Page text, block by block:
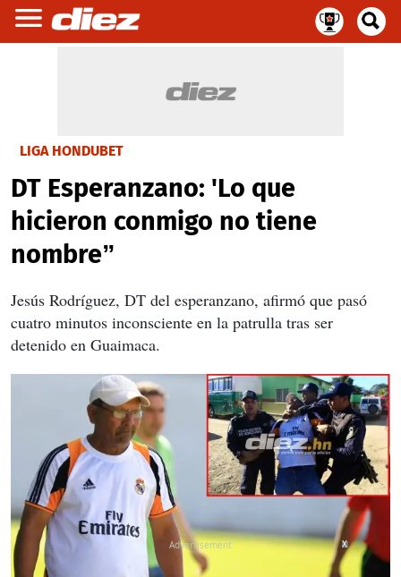
LIGA HONDUBET
DT Esperanzano: 'Lo que
hicieron conmigo no tiene
nombre”
Jesús Rodríguez, DT del esperanzano, afirmó que pasó
cuatro minutos inconsciente en la patrulla tras ser
detenido en Guaimaca.
X